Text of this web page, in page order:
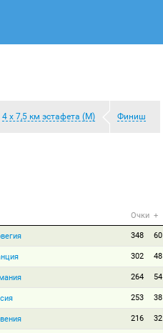
4 х 7,5 км эстафета (М) Финиш
Очки +
348 60
302 48
264 54
253 38
216 32